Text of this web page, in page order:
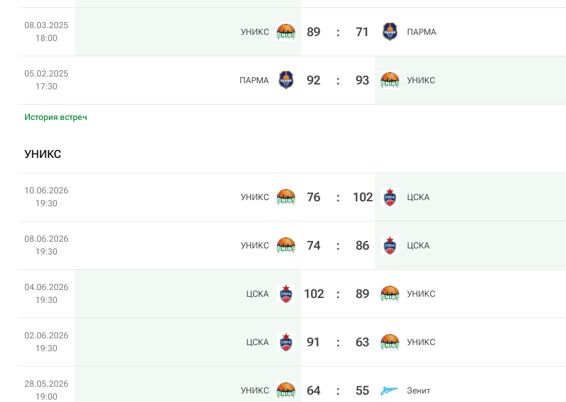
08.03.2025
18:00
УНИКС 89 : 71 ПАРМА
05.02.2025
17:30
ПАРМА 92 : 93 УНИКС
История встреч
УНИКС
10.06.2026
19:30
УНИКС 76 : 102 ЦСКА
08.06.2026
19:30
УНИКС 74 : 86 ЦСКА
04.06.2026
19:30
ЦСКА 102 : 89 УНИКС
02.06.2026
19:30
ЦСКА 91 : 63 УНИКС
28.05.2026
19:00
УНИКС 64 : 55 Зенит